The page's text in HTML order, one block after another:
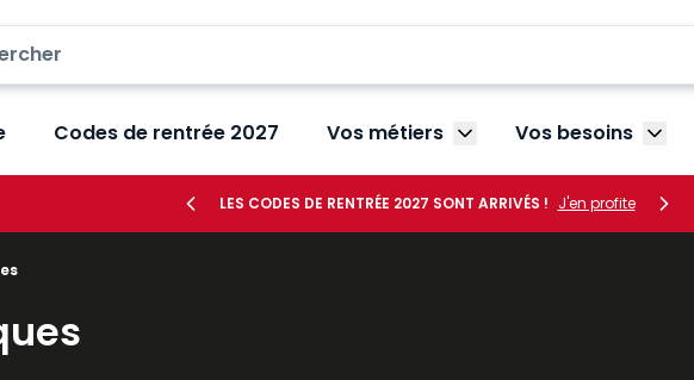
Codes de rentrée 2027 Vos métiers Afficher le sous-menu
Vos besoins
LES CODES DE RENTRÉE 2027 SONT ARRIVÉS ! J'en profite